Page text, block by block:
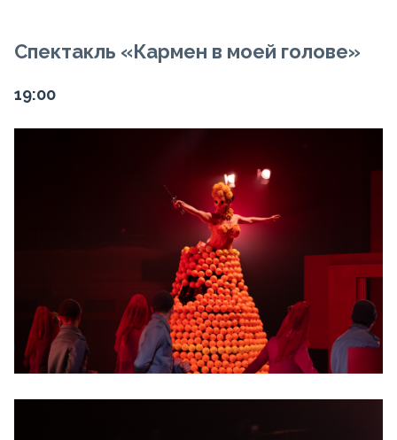
Спектакль «Кармен в моей голове»
19:00